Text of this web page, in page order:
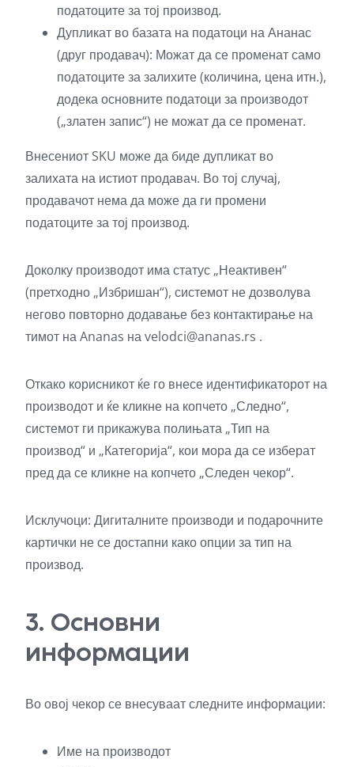
податоците за тој производ.
Дупликат во базата на податоци на Ананас
(друг продавач): Можат да се променат само
податоците за залихите (количина, цена итн.),
додека основните податоци за производот
(„златен запис“) не можат да се променат.
Внесениот SKU може да биде дупликат во
залихата на истиот продавач. Во тој случај,
продавачот нема да може да ги промени
податоците за тој производ.
Доколку производот има статус „Неактивен“
(претходно „Избришан“), системот не дозволува
негово повторно додавање без контактирање на
тимот на Ananas наvelodci@ananas.rs .
Откако корисникот ќе го внесе идентификаторот на
производот и ќе кликне на копчето „Следно“,
системот ги прикажува полињата „Тип на
производ“ и „Категорија“, кои мора да се изберат
пред да се кликне на копчето „Следен чекор“.
Исклучоци: Дигиталните производи и подарочните
картички не се достапни како опции за тип на
производ.
3. Основни
информации
Во овој чекор се внесуваат следните информации:
Име на производот